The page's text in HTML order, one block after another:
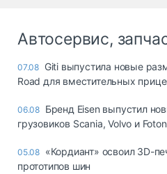
Автосервис,
07.08 Giti выпустила новые
Road для вместительных
06.08 Бренд Eisen выпустил
грузовиков Scania, Volvo и Foton
05.08 «Кордиант» освоил 3D-
прототипов шин